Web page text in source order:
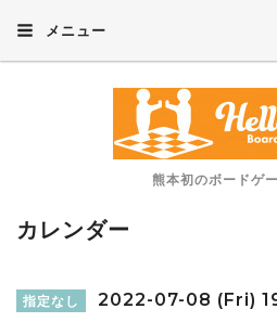
メニュー
熊本初のボードゲ
カレンダー
指定なし 2022-07-08 (Fri)